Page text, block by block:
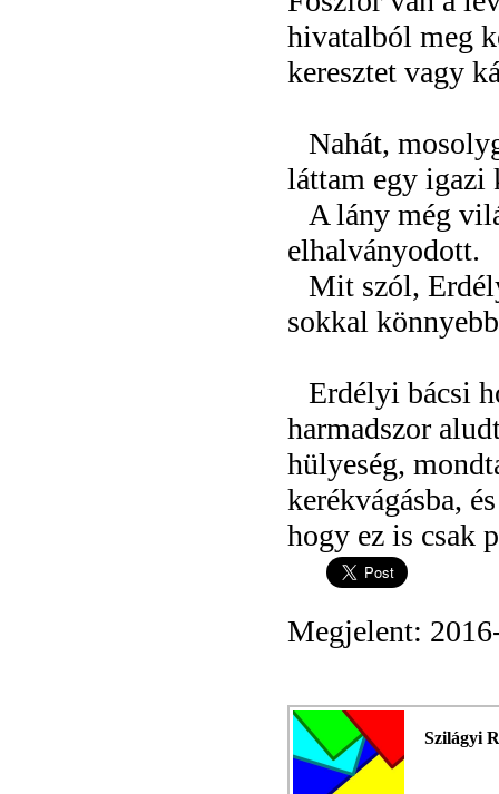
hivatalból meg
keresztet vagy
Nahát,
láttam egy igazi
A lány még
elhalványodott.
Mit szól,
sokkal
Erdélyi bácsi
harmadszor
hülyeség,
kerékvágásba,
hogy ez is csak
Megjelent:
Szilágyi